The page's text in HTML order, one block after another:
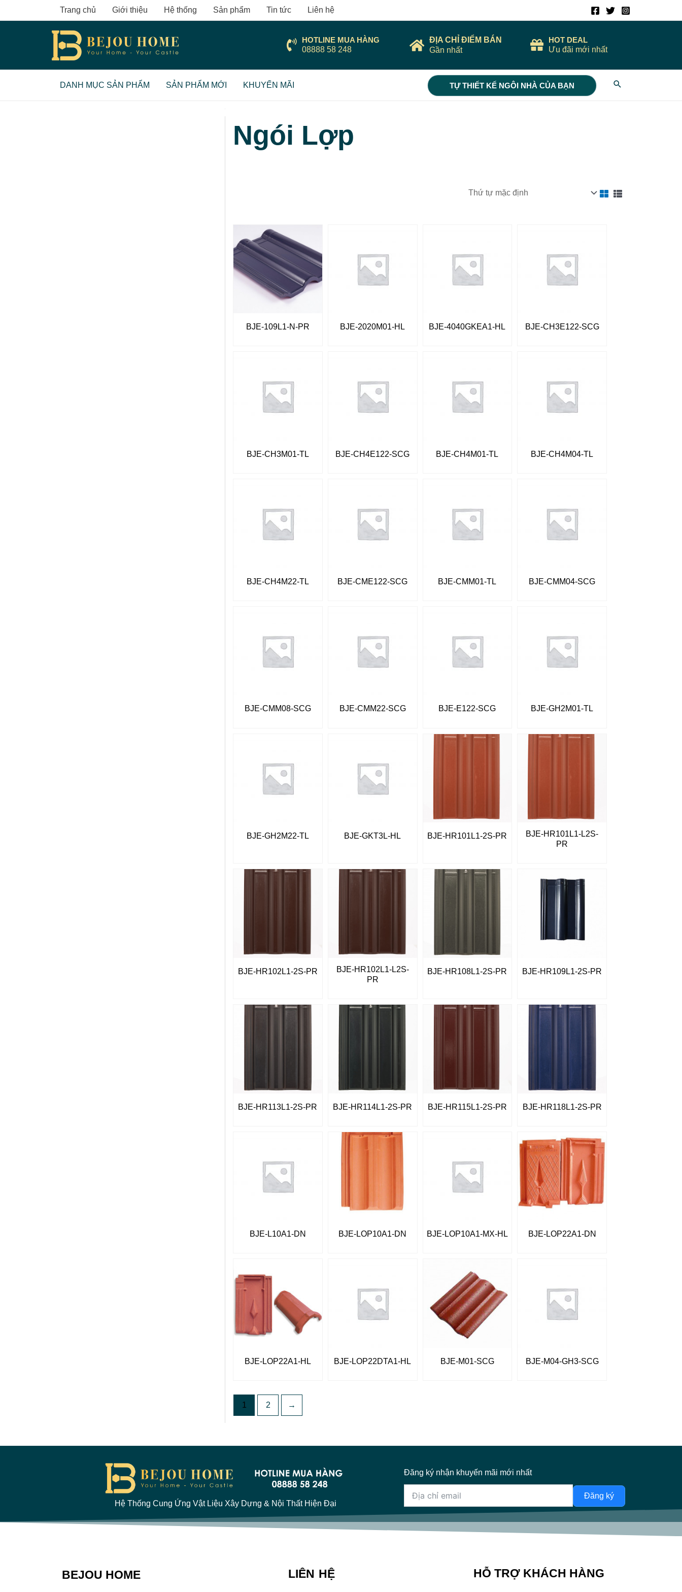
to
Trang chủ Giới thiệu Hệ thống Sản phẩm Tin tức Liên hệ
HOTLINE MUA HÀNG
08888 58 248
ĐỊA CHỈ ĐIỂM BÁN
Gần nhất
HOT DEAL
Ưu đãi mới nhất
DANH MỤC SẢN PHẨM SẢN PHẨM MỚI KHUYẾN MÃI TỰ THIẾT KẾ NGÔI NHÀ CỦA BẠN Search
Ngói Lợp
BJE-109L1-N-PR BJE-2020M01-HL BJE-4040GKEA1-HL BJE-CH3E122-SCG
BJE-CH3M01-TL BJE-CH4E122-SCG BJE-CH4M01-TL BJE-CH4M04-TL
BJE-CH4M22-TL BJE-CME122-SCG BJE-CMM01-TL BJE-CMM04-SCG
BJE-CMM08-SCG BJE-CMM22-SCG BJE-E122-SCG BJE-GH2M01-TL
BJE-GH2M22-TL BJE-GKT3L-HL BJE-HR101L1-2S-PR
BJE-HR101L1-L2S-
PR
BJE-HR102L1-2S-PR
BJE-HR102L1-L2S-
PR
BJE-HR108L1-2S-PR BJE-HR109L1-2S-PR
BJE-HR113L1-2S-PR BJE-HR114L1-2S-PR BJE-HR115L1-2S-PR BJE-HR118L1-2S-PR
BJE-L10A1-DN BJE-LOP10A1-DN BJE-LOP10A1-MX-HL BJE-LOP22A1-DN
BJE-LOP22A1-HL BJE-LOP22DTA1-HL BJE-M01-SCG BJE-M04-GH3-SCG
1 2 →
Hệ Thống Cung Ứng Vật Liệu Xây Dựng & Nội Thất Hiện Đại
Đăng ký nhận khuyến mãi mới nhất
Đăng ký
BEJOU HOME LIÊN HỆ HỖ TRỢ KHÁCH HÀNG